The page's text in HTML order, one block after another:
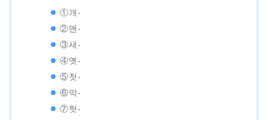
①개-
②맨-
③새-
④옛-
⑤첫-
⑥막-
⑦헛-